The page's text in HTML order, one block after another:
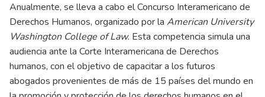
Anualmente, se lleva a cabo el Concurso Interamericano de
Derechos Humanos, organizado por la American University
Washington College of Law. Esta competencia simula una
audiencia ante la Corte Interamericana de Derechos
humanos, con el objetivo de capacitar a los futuros
abogados provenientes de más de 15 países del mundo en